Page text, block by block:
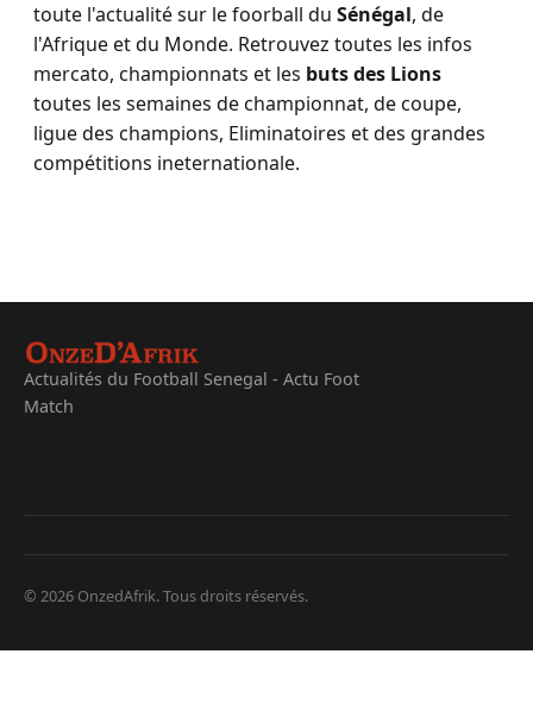
toute l'actualité sur le foorball du Sénégal, de
l'Afrique et du Monde. Retrouvez toutes les infos
mercato, championnats et les buts des Lions
toutes les semaines de championnat, de coupe,
ligue des champions, Eliminatoires et des grandes
compétitions ineternationale.
Actualités du Football Senegal - Actu Foot
Match
© 2026 OnzedAfrik. Tous droits réservés.